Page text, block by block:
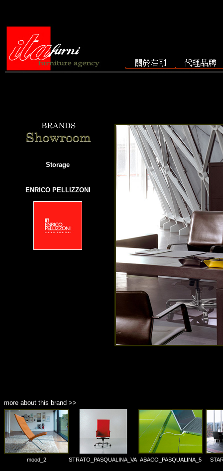
Storage
ENRICO PELLIZZONI
───────────
more about this brand >>
mood_2 STRATO_PASQUALINA_VA ABACO_PASQUALINA_5